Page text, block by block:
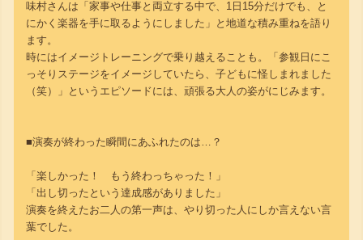
味村さんは「家事や仕事と両立する中で、1日15分だけでも、と
にかく楽器を手に取るようにしました」と地道な積み重ねを語り
ます。
時にはイメージトレーニングで乗り越えることも。「参観日にこ
っそりステージをイメージしていたら、子どもに怪しまれました
（笑）」というエピソードには、頑張る大人の姿がにじみます。
■演奏が終わった瞬間にあふれたのは…？
「楽しかった！ もう終わっちゃった！」
「出し切ったという達成感がありました」
演奏を終えたお二人の第一声は、やり切った人にしか言えない言
葉でした。